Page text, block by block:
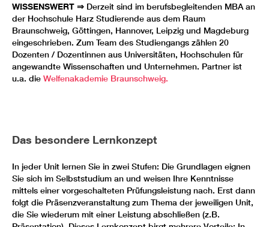
WISSENSWERT ⇒ Derzeit sind im berufsbegleitenden MBA an
der Hochschule Harz Studierende aus dem Raum
Braunschweig, Göttingen, Hannover, Leipzig und Magdeburg
eingeschrieben. Zum Team des Studiengangs zählen 20
Dozenten / Dozentinnen aus Universitäten, Hochschulen für
angewandte Wissenschaften und Unternehmen. Partner ist
u.a. die Welfenakademie Braunschweig.
Das besondere Lernkonzept
In jeder Unit lernen Sie in zwei Stufen: Die Grundlagen eignen
Sie sich im Selbststudium an und weisen Ihre Kenntnisse
mittels einer vorgeschalteten Prüfungsleistung nach. Erst dann
folgt die Präsenzveranstaltung zum Thema der jeweiligen Unit,
die Sie wiederum mit einer Leistung abschließen (z.B.